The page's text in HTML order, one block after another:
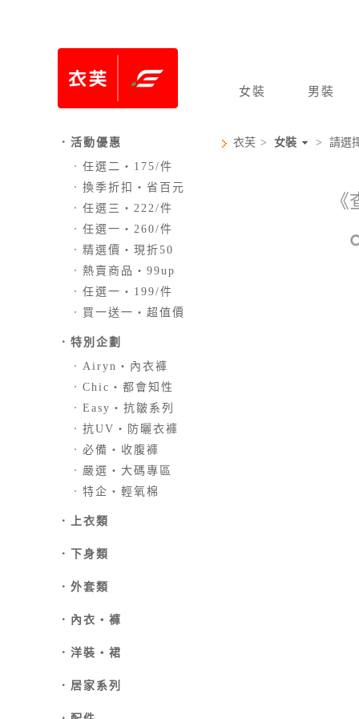
女裝 男裝
．活動優惠
． 任選二‧175/件
． 換季折扣‧省百元
． 任選三‧222/件
． 任選一‧260/件
． 精選價‧現折50
． 熱賣商品‧99up
． 任選一‧199/件
． 買一送一‧超值價
． 特別企劃
． Airyn‧內衣褲
． Chic‧都會知性
． Easy‧抗皺系列
． 抗UV‧防曬衣褲
． 必備‧收腹褲
． 嚴選‧大碼專區
． 特企‧輕氧棉
． 上衣類
． 下身類
．外套類
． 內衣‧褲
． 洋裝‧裙
． 居家系列
衣芙 > 女裝 > 請選